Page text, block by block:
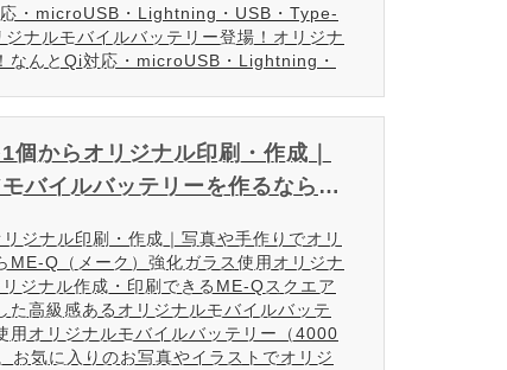
・microUSB・Lightning・USB・Type-
ナルモバイルバッテリー登場！オリジナ
なんとQi対応・microUSB・Lightning・
からオリジナル印刷・作成｜
バイルバッテリーを作るならM
ジナル印刷・作成｜写真や手作りでオリ
ME-Q（メーク）強化ガラス使用オリジナ
ジナル作成・印刷できるME-Qスクエア
高級感あるオリジナルモバイルバッテ
用オリジナルモバイルバッテリー（4000
お気に入りのお写真やイラストでオリジ